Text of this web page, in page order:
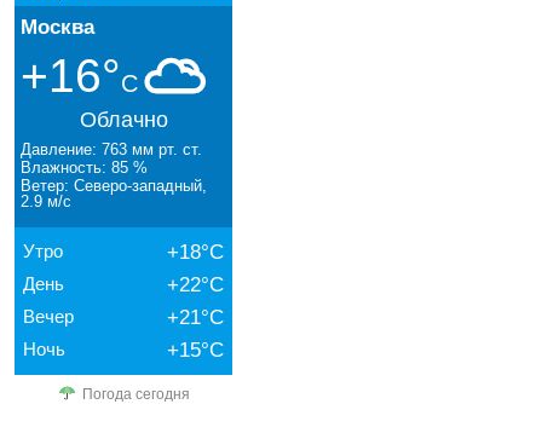
Москва
+16°C
Облачно
Давление: 763 мм рт. ст.
Влажность: 85 %
Ветер: Северо-западный,
2.9 м/с
Утро +18°C
День +22°C
Вечер +21°C
Ночь +15°C
Погода сегодня